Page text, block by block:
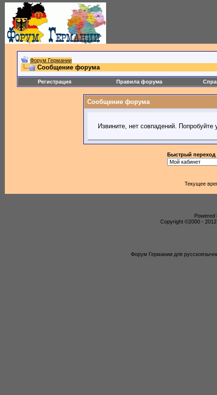
Форум Германии
Сообщение форума
Регистрация Правила форума
Сообщение форума
Извините, нет совпадений.
Быстрый переход
Текущее
Powered
Copyright ©2000 -
Форум Германии для